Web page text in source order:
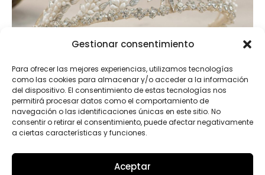
Gestionar consentimiento
Para ofrecer las mejores experiencias, utilizamos tecnologías
como las cookies para almacenar y/o acceder a la información
del dispositivo. El consentimiento de estas tecnologías nos
permitirá procesar datos como el comportamiento de
navegación o las identificaciones únicas en este sitio. No
consentir o retirar el consentimiento, puede afectar negativamente
a ciertas características y funciones.
Aceptar